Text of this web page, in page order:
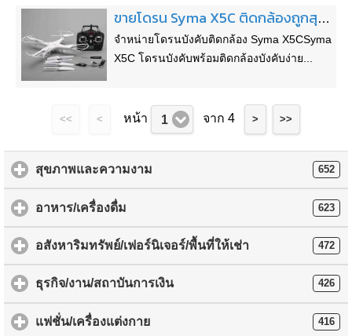
ขายโดรน Syma X5C ติดกล้องถูกสุดๆ
จำหน่ายโดรนบังคับติดกล้อง Syma X5CSyma
X5C โดรนบังคับพร้อมติดกล้องบังคับง่าย...
<< < หน้า 1 จาก 4 > >>
สุขภาพและความงาม 652
อาหาร/เครื่องดื่ม 623
อสังหาริมทรัพย์/เฟอร์นิเจอร์/พื้นที่ให้เช่า 472
ธุรกิจ/งาน/สถาบันการเงิน 426
แฟชั่น/เครื่องแต่งกาย 416